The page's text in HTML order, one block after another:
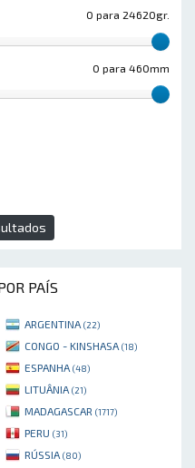
0 para 24620gr.
0 para 460mm
PAÍS
ARGENTINA (22)
CONGO - KINSHASA (18)
ESPANHA (48)
LITUÂNIA (21)
MADAGASCAR (1717)
PERU (31)
RÚSSIA (80)